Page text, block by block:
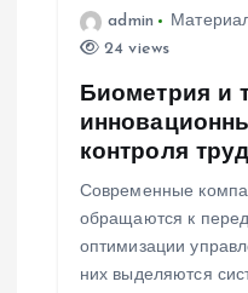
admin
24 views
Биометрия и
контроля
Современные
обращаются к
оптимизации
них выделяются